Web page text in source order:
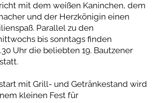
mit dem weißen Kaninchen, dem
und der Herzkönigin einen
Parallel zu den
bis sonntags finden
Uhr die beliebten 19. Bautzener
mit Grill- und Getränkestand wird
kleinen Fest für